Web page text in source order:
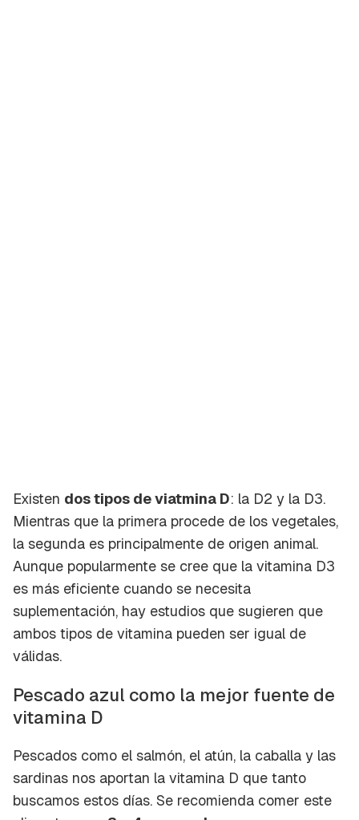
Existen dos tipos de viatmina D: la D2 y la D3.
Mientras que la primera procede de los vegetales,
la segunda es principalmente de origen animal.
Aunque popularmente se cree que la vitamina D3
es más eficiente cuando se necesita
suplementación, hay estudios que sugieren que
ambos tipos de vitamina pueden ser igual de
válidas.
Pescado azul como la mejor fuente de
vitamina D
Pescados como el salmón, el atún, la caballa y las
sardinas nos aportan la vitamina D que tanto
buscamos estos días. Se recomienda comer este